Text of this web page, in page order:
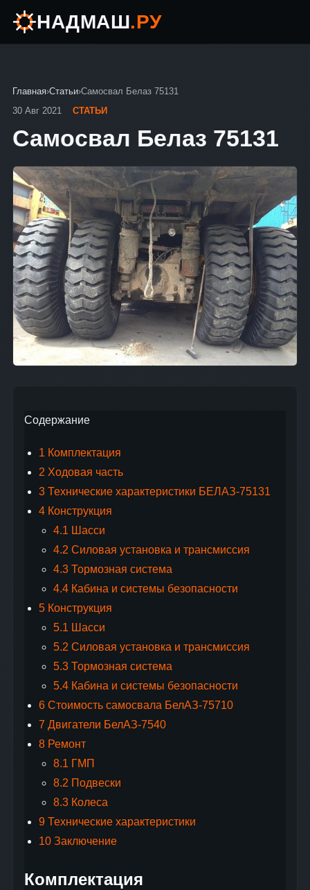
НАДМАШ.РУ
Главная›Статьи›Самосвал Белаз 75131
30 Авг 2021
СТАТЬИ
Самосвал Белаз 75131
Содержание
1 Комплектация
2 Ходовая часть
3Технические характеристики БЕЛАЗ-75131
4Конструкция
4.1 Шасси
4.2 Силовая установка и трансмиссия
4.3Тормозная система
4.4Кабина и системы безопасности
5Конструкция
5.1 Шасси
5.2 Силовая установка и трансмиссия
5.3Тормозная система
5.4Кабина и системы безопасности
6Стоимость самосвала БелАЗ‑75710
7 Двигатели БелАЗ-7540
8Ремонт
8.1 ГМП
8.2 Подвески
8.3Колеса
9Технические характеристики
10Заключение
Комплектация